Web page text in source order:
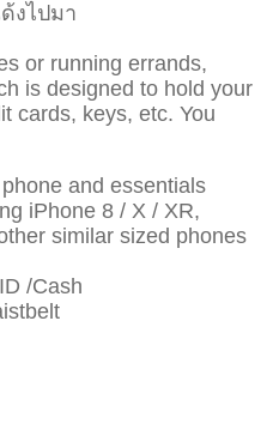
งไปมา
or running errands,
is designed to hold your
cards, keys, etc. You
and essentials
iPhone 8 / X / XR,
similar sized phones
/Cash